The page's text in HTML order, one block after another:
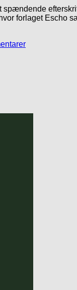
forlaget Escho